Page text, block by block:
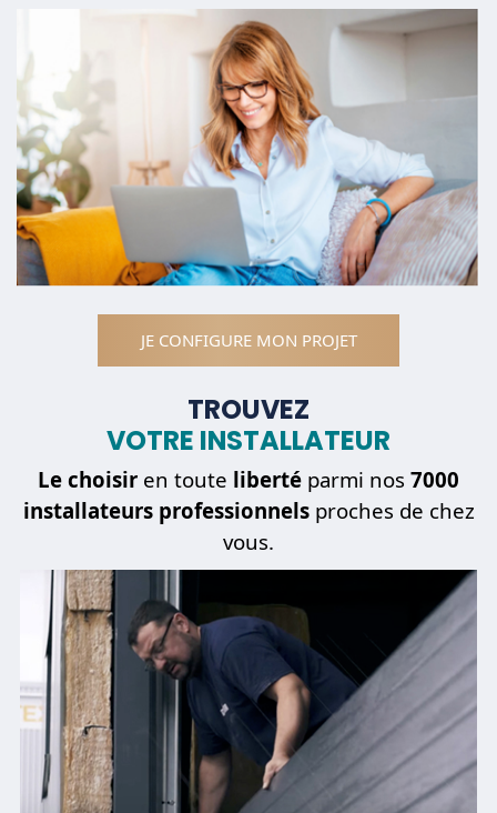
JE CONFIGURE MON PROJET
TROUVEZ
VOTRE INSTALLATEUR
Le choisir en toute liberté parmi nos 7000
installateurs professionnelsproches de chez
vous.